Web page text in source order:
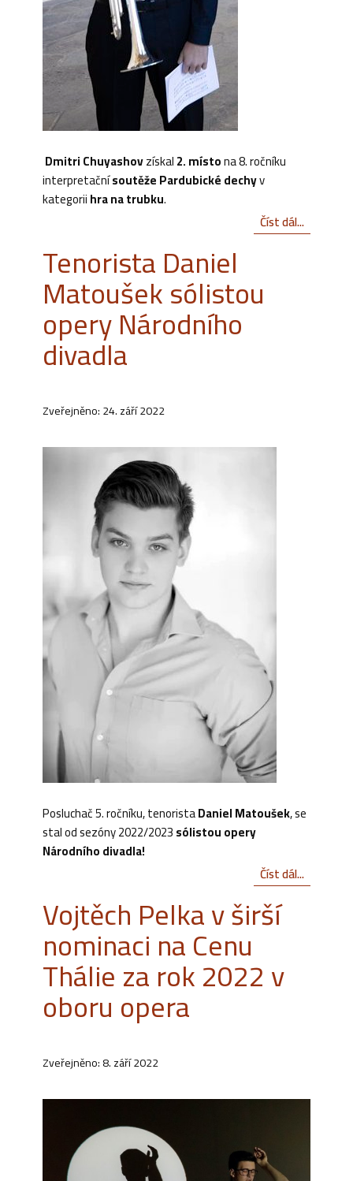
Dmitri Chuyashovzískal2. místona 8. ročníku
interpretačnísoutěže Pardubické dechyv
kategoriihra na trubku.
Číst dál...
Tenorista Daniel
Matoušek sólistou
opery Národního
divadla
Zveřejněno: 24. září 2022
Posluchač 5. ročníku, tenoristaDaniel Matoušek, se
stal od sezóny 2022/2023sólistou opery
Národního divadla!
Číst dál...
Vojtěch Pelka v širší
nominaci na Cenu
Thálie za rok 2022 v
oboru opera
Zveřejněno: 8. září 2022